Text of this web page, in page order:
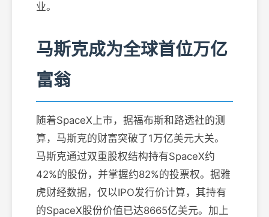
业。
马斯克成为全球首位万亿
富翁
随着SpaceX上市，据福布斯和路透社的测
算，马斯克的财富突破了1万亿美元大关。
马斯克通过双重股权结构持有SpaceX约
42%的股份，并掌握约82%的投票权。据雅
虎财经数据，仅以IPO发行价计算，其持有
的SpaceX股份价值已达8665亿美元。加上